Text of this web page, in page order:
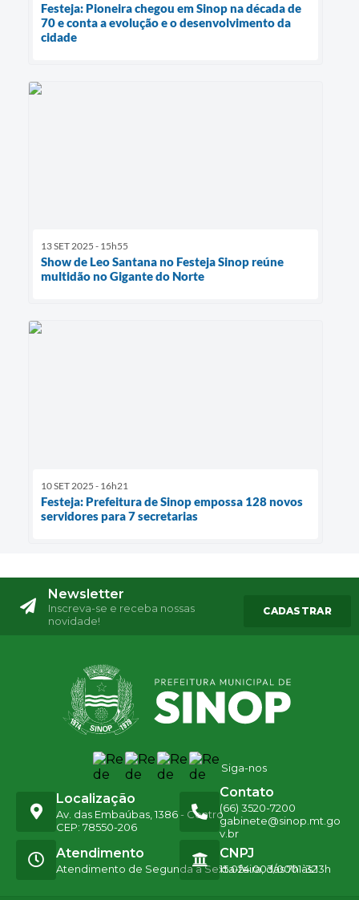
Festeja: Pioneira chegou em Sinop na década de
70 e conta a evolução e o desenvolvimento da
cidade
13 SET 2025 - 15h55
Show de Leo Santana no Festeja Sinop reúne
multidão no Gigante do Norte
10 SET 2025 - 16h21
Festeja: Prefeitura de Sinop empossa 128 novos
servidores para 7 secretarias
Newsletter
Inscreva-se e receba nossas
novidade!
CADASTRAR
Siga-nos
Localização
Av. das Embaúbas, 1386 - Centro
CEP: 78550-206
Contato
(66) 3520-7200
gabinete@sinop.mt.go
v.br
Atendimento
Atendimento de Segunda a Sexta-feira, das 7h às 13h
CNPJ
15.024.003/0001-32